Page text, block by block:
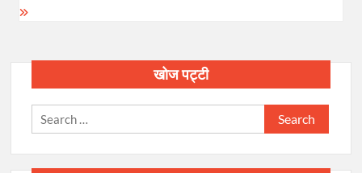
खोज पट्टी
Search
for: